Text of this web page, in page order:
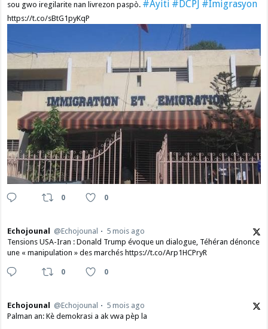
sou gwo iregilarite nan livrezon paspò. #Ayiti #DCPJ #Imigrasyon
https://t.co/sBtG1pyKqP
0 0
Echojounal @Echojounal
5 mois ago
Tensions USA-Iran : Donald Trump évoque un dialogue, Téhéran dénonce
une « manipulation » des marchés https://t.co/Arp1HCPryR
0 0
Echojounal @Echojounal
5 mois ago
Palman an: Kè demokrasi a ak vwa pèp la